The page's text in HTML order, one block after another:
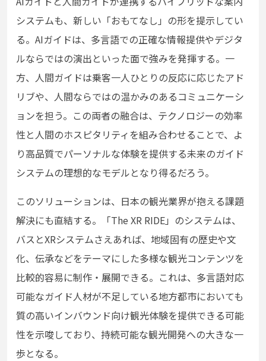
システムも、新しい「おもてなし」の形を提示してい
る。AIガイドは、多言語での正確な情報提供やデジタ
ルならではの演出といった面で強みを発揮する。一
方、人間ガイドは乗客一人ひとりの反応に応じたアド
リブや、人間ならではの温かみのあるコミュニケーシ
ョンを担う。この両者の融合は、テクノロジーの効率
性と人間のホスピタリティを組み合わせることで、よ
り高品質でパーソナルな体験を提供する未来のガイド
システムの理想的なモデルとなり得るだろう。
このソリューションは、日本の観光業界が抱える課題
解決にも直結する。「The XR RIDE」のシステムは、
バスとXRシステムさえあれば、地域固有の歴史や文
化、伝承などをテーマにした多様な観光コンテンツを
比較的容易に制作・展開できる。これは、多言語対応
可能なガイド人材が不足している地方都市においても
質の高いインバウンド向け観光体験を提供できる可能
性を示唆しており、持続可能な観光開発への大きな一
歩となる。